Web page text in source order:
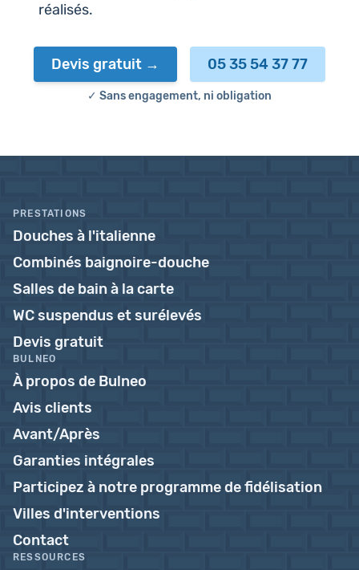
réalisés.
Devis gratuit 05 35 54 37 77
✓ Sans engagement, ni obligation
PRESTATIONS
Douches à l'italienne
Combinés baignoire-douche
Salles de bain à la carte
WC suspendus et surélevés
Devis gratuit
BULNEO
À propos de Bulneo
Avis clients
Avant/Après
Garanties intégrales
Participez à notre programme de fidélisation
Villes d'interventions
Contact
RESSOURCES